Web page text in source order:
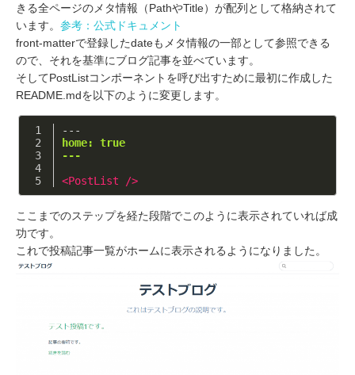
きる全ページのメタ情報（PathやTitle）が配列として格納されて
います。 参考：公式ドキュメント
front-matterで登録したdateもメタ情報の一部として参照できる
ので、それを基準にブログ記事を並べています。
そしてPostListコンポーネントを呼び出すために最初に作成した
README.mdを以下のように変更します。
---
home: true
---
<PostList />
ここまでのステップを経た段階でこのように表示されていれば成
功です。
これで投稿記事一覧がホームに表示されるようになりました。